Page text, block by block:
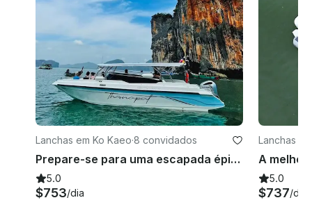
Lanchas em Ko Kaeo·8 convidados
Prepare-se para uma escapada épica de lancha às Ilhas Phi Phi//James Bond/Krabi
5.0
$753/dia
Lanchas
A melhor
5.0
$737/dia